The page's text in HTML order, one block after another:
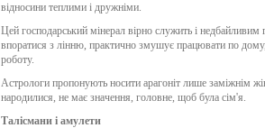
відносини теплими і дружніми.
Цей господарський мінерал вірно служить і
впоратися з лінню, практично змушує працювати по
роботу.
Астрологи пропонують носити арагоніт лише заміжнім
народилися, не має значення, головне, щоб була сім'я.
Талісмани і амулети